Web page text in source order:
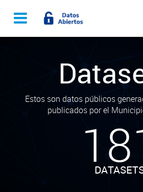
Estos son datos públicos
publicados por el